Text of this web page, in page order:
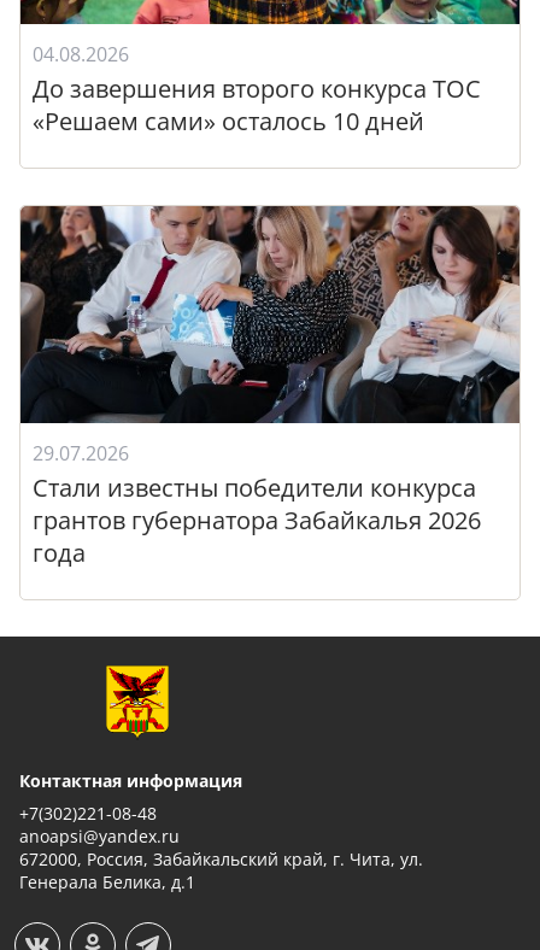
04.08.2026
До завершения второго конкурса ТОС
«Решаем сами» осталось 10 дней
29.07.2026
Стали известны победители конкурса
грантов губернатора Забайкалья 2026
года
Контактная информация
+7(302)221-08-48
anoapsi@yandex.ru
672000, Россия, Забайкальский край, г. Чита, ул.
Генерала Белика, д.1